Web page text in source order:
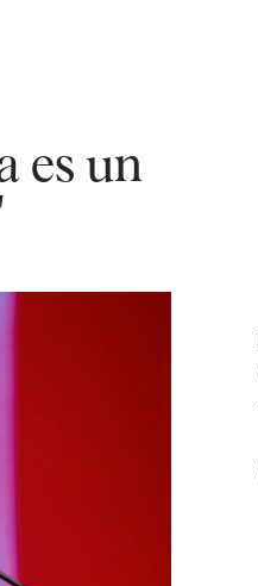
es un